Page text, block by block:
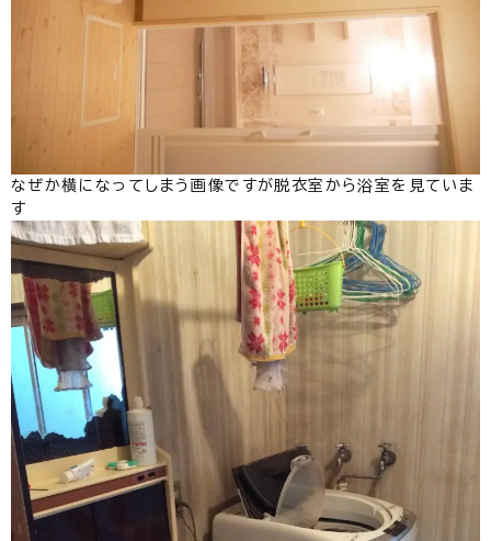
なぜか横になってしまう画像ですが脱衣室から浴室を見ていま
す